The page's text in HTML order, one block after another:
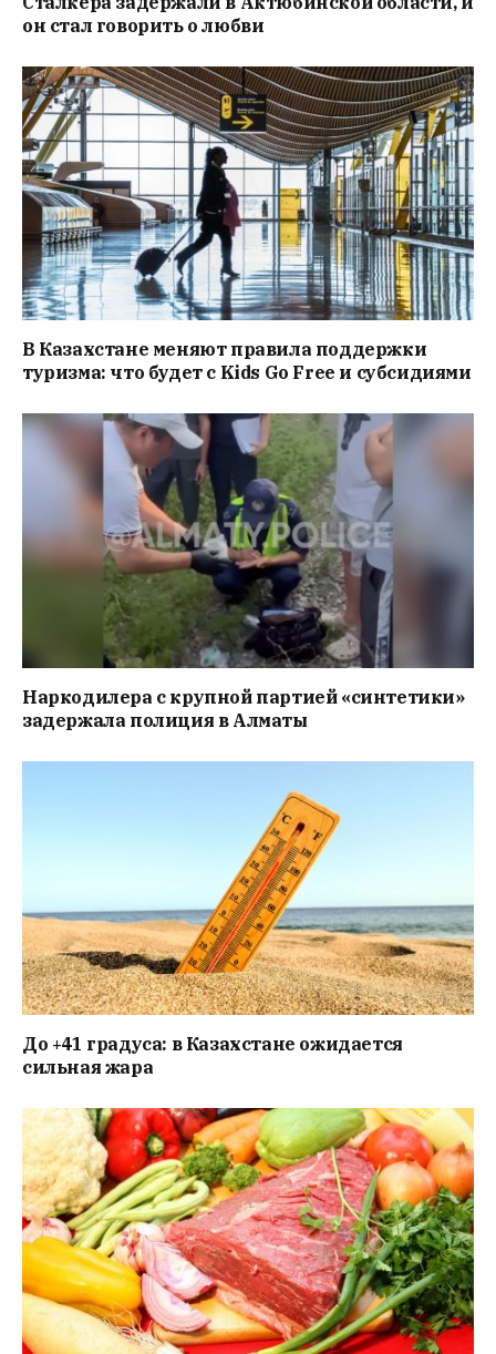
он стал говорить о любви
В Казахстане меняют правила поддержки
туризма: что будет с Kids Go Free и субсидиями
Наркодилера с крупной партией «синтетики»
задержала полиция в Алматы
До +41 градуса: в Казахстане ожидается
сильная жара